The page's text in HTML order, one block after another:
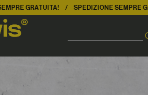
SPEDIZIONE SEMPRE GRATUITA!